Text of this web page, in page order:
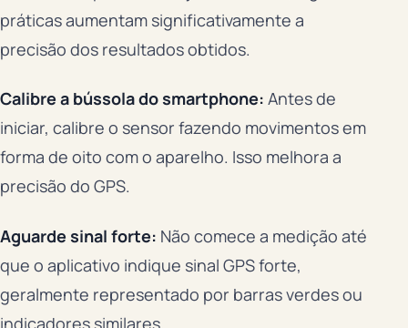
práticas aumentam significativamente a
precisão dos resultados obtidos.
Calibre a bússola do smartphone: Antes de
iniciar, calibre o sensor fazendo movimentos em
forma de oito com o aparelho. Isso melhora a
precisão do GPS.
Aguarde sinal forte: Não comece a medição até
que o aplicativo indique sinal GPS forte,
geralmente representado por barras verdes ou
indicadores similares.